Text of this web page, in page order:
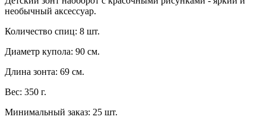
необычный аксессуар.
Количество спиц: 8 шт.
Диаметр купола: 90 см.
Длина зонта: 69 см.
Вес: 350 г.
Минимальный заказ: 25 шт.